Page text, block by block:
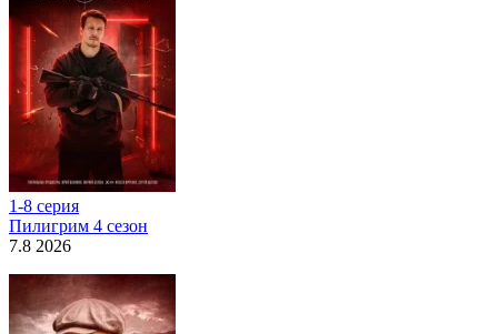
1-8 серия
Пилигрим 4 сезон
7.8 2026